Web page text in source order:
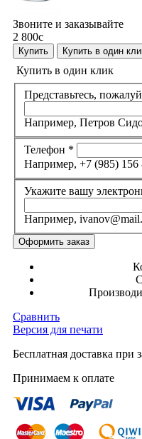
Звоните и заказывайте
2 800c
Купить Купить в один
Купить в один клик
Представьтесь,
Например, Петров
Телефон *
Например, +7 (985) 156
Укажите вашу
Например,
Сравнить
Версия для печати
Бесплатная доставка при
Принимаем к оплате